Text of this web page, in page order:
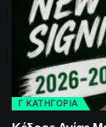
Γ ΚΑΤΗΓΟΡΙΑ